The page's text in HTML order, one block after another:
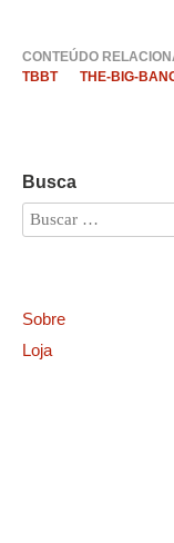
CONTEÚDO
TBBT
THE-BIG-
Busca
Sobre
Loja